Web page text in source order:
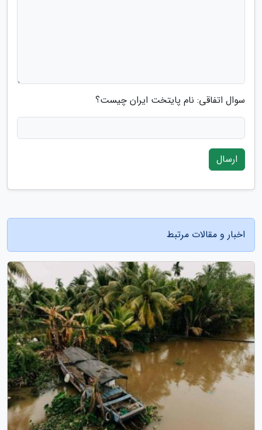
سوال اتفاقی: نام پایتخت ایران چیست؟
ارسال
اخبار و مقالات مرتبط